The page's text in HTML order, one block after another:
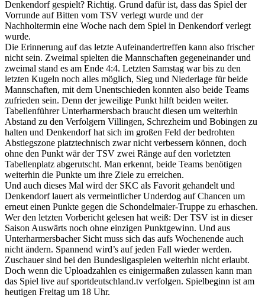
Denkendorf gespielt? Richtig. Grund dafür ist, dass das Spiel der
Vorrunde auf Bitten vom TSV verlegt wurde und der
Nachholtermin eine Woche nach dem Spiel in Denkendorf verlegt
wurde.
Die Erinnerung auf das letzte Aufeinandertreffen kann also frischer
nicht sein. Zweimal spielten die Mannschaften gegeneinander und
zweimal stand es am Ende 4:4. Letzten Samstag war bis zu den
letzten Kugeln noch alles möglich, Sieg und Niederlage für beide
Mannschaften, mit dem Unentschieden konnten also beide Teams
zufrieden sein. Denn der jeweilige Punkt hilft beiden weiter.
Tabellenführer Unterharmersbach braucht diesen um weiterhin
Abstand zu den Verfolgern Villingen, Schrezheim und Bobingen zu
halten und Denkendorf hat sich im großen Feld der bedrohten
Abstiegszone platztechnisch zwar nicht verbessern können, doch
ohne den Punkt wär der TSV zwei Ränge auf den vorletzten
Tabellenplatz abgerutscht. Man erkennt, beide Teams benötigen
weiterhin die Punkte um ihre Ziele zu erreichen.
Und auch dieses Mal wird der SKC als Favorit gehandelt und
Denkendorf lauert als vermeintlicher Underdog auf Chancen um
erneut einen Punkte gegen die Schondelmaier-Truppe zu erhaschen.
Wer den letzten Vorbericht gelesen hat weiß: Der TSV ist in dieser
Saison Auswärts noch ohne einzigen Punktgewinn. Und aus
Unterharmersbacher Sicht muss sich das aufs Wochenende auch
nicht ändern. Spannend wird’s auf jeden Fall wieder werden.
Zuschauer sind bei den Bundesligaspielen weiterhin nicht erlaubt.
Doch wenn die Uploadzahlen es einigermaßen zulassen kann man
das Spiel live auf sportdeutschland.tv verfolgen. Spielbeginn ist am
heutigen Freitag um 18 Uhr.